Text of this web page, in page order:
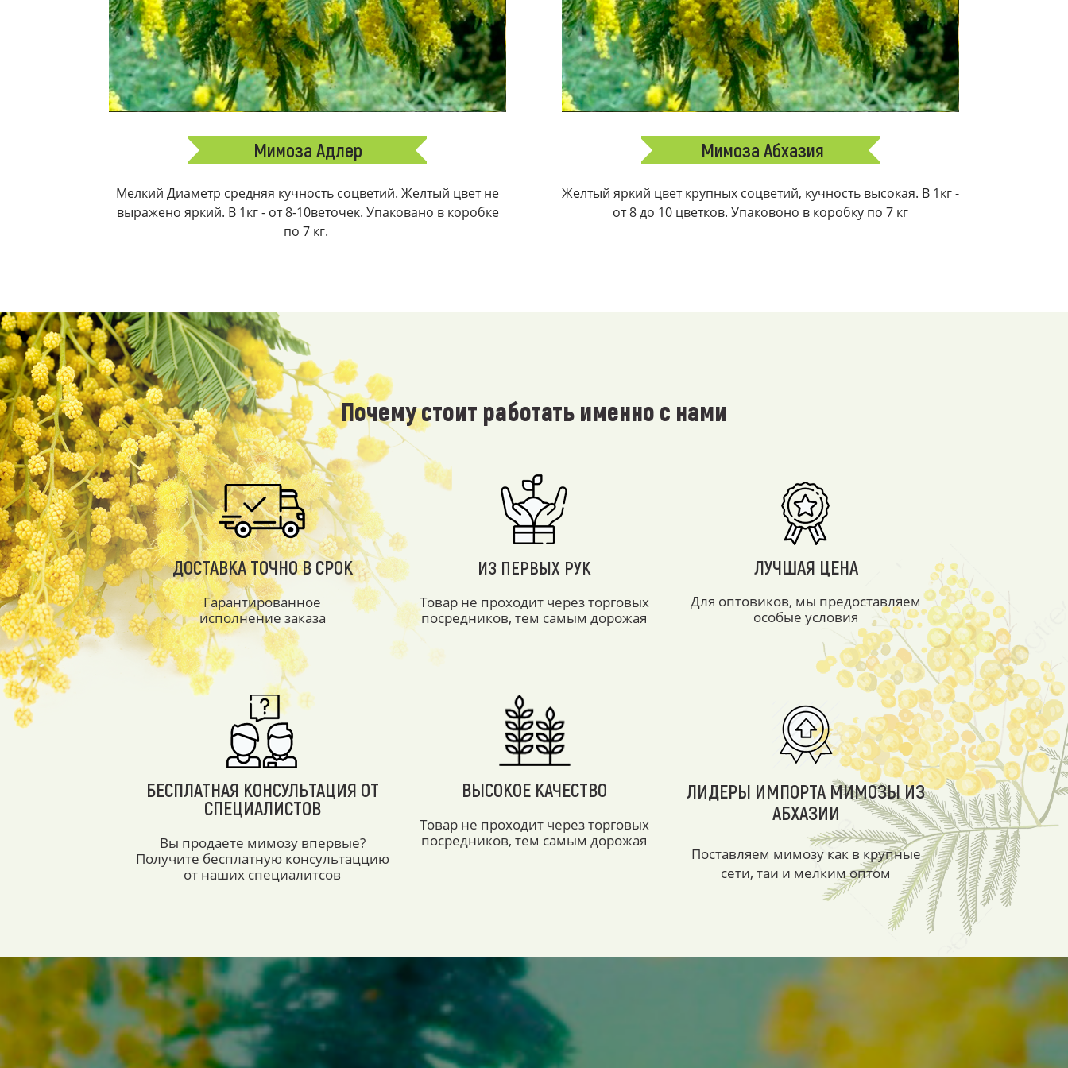
Мимоза Адлер
Мелкий Диаметр средняя кучность соцветий. Желтый цвет не
выражено яркий. В 1кг - от 8-10веточек. Упаковано в коробке
по 7 кг.
Мимоза Абхазия
Желтый яркий цвет крупных соцветий, кучность высокая. В 1кг -
от 8 до 10 цветков. Упаковоно в коробку по 7 кг
Почему стоит работать именно с нами
ДОСТАВКА ТОЧНО В СРОК
Гарантированное
исполнение заказа
ИЗ ПЕРВЫХ РУК
Товар не проходит через торговых
посредников, тем самым дорожая
ЛУЧШАЯ ЦЕНА
Для оптовиков, мы предоставляем
особые условия
БЕСПЛАТНАЯ КОНСУЛЬТАЦИЯ ОТ
СПЕЦИАЛИСТОВ
Вы продаете мимозу впервые?
Получите бесплатную консультаццию
от наших специалитсов
ВЫСОКОЕ КАЧЕСТВО
Товар не проходит через торговых
посредников, тем самым дорожая
ЛИДЕРЫ ИМПОРТА МИМОЗЫ ИЗ
АБХАЗИИ
Поставляем мимозу как в крупные
сети, таи и мелким оптом